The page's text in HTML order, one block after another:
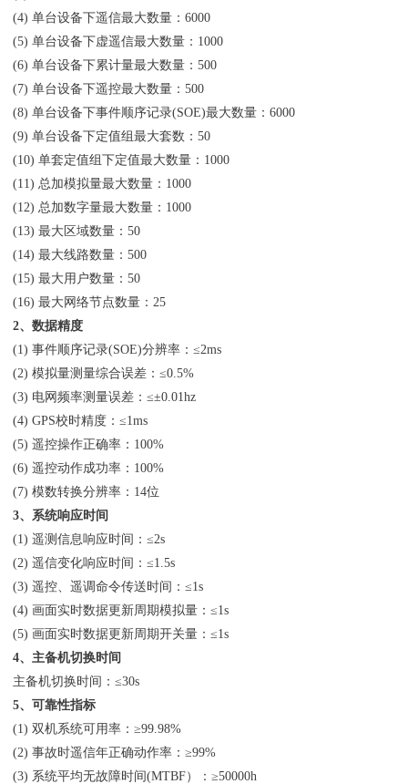
(4) 单台设备下遥信最大数量：6000
(5) 单台设备下虚遥信最大数量：1000
(6) 单台设备下累计量最大数量：500
(7) 单台设备下遥控最大数量：500
(8) 单台设备下事件顺序记录(SOE)最大数量：6000
(9) 单台设备下定值组最大套数：50
(10) 单套定值组下定值最大数量：1000
(11) 总加模拟量最大数量：1000
(12) 总加数字量最大数量：1000
(13) 最大区域数量：50
(14) 最大线路数量：500
(15) 最大用户数量：50
(16) 最大网络节点数量：25
2、数据精度
(1) 事件顺序记录(SOE)分辨率：≤2ms
(2) 模拟量测量综合误差：≤0.5%
(3) 电网频率测量误差：≤±0.01hz
(4) GPS校时精度：≤1ms
(5) 遥控操作正确率：100%
(6) 遥控动作成功率：100%
(7) 模数转换分辨率：14位
3、系统响应时间
(1) 遥测信息响应时间：≤2s
(2) 遥信变化响应时间：≤1.5s
(3) 遥控、遥调命令传送时间：≤1s
(4) 画面实时数据更新周期模拟量：≤1s
(5) 画面实时数据更新周期开关量：≤1s
4、主备机切换时间
主备机切换时间：≤30s
5、可靠性指标
(1) 双机系统可用率：≥99.98%
(2) 事故时遥信年正确动作率：≥99%
(3) 系统平均无故障时间(MTBF）：≥50000h